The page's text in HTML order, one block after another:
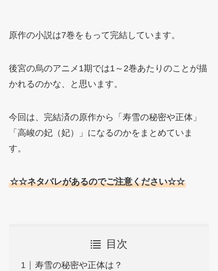
原作の小説は7巻をもって完結しています。
後宮の烏のアニメ1期では1～2巻あたりのことが描
かれるのかな、と思います。
今回は、完結済の原作から「寿雪の秘密や正体」
「高峻の妃（妃）」になるのかをまとめていま
す。
☆☆ネタバレがあるのでご注意ください☆☆
目次
寿雪の秘密や正体は？